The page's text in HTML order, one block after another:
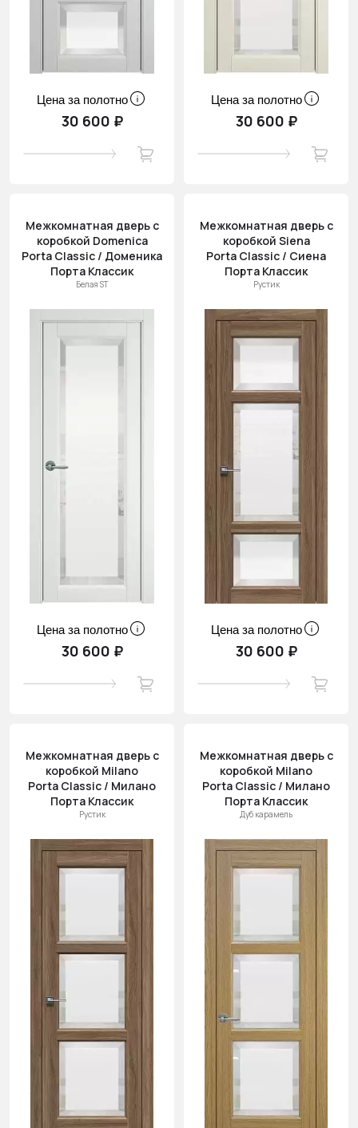
Цена за полотно
30 600 ₽
Цена за полотно
30 600 ₽
Межкомнатная дверь с
коробкой Domenica
Porta Classic / Доменика
Порта Классик
Белая ST
Цена за полотно
30 600 ₽
Межкомнатная дверь с
коробкой Siena
Porta Classic / Сиена
Порта Классик
Рустик
Цена за полотно
30 600 ₽
Межкомнатная дверь с
коробкой Milano
Porta Classic / Милано
Порта Классик
Рустик
Межкомнатная дверь с
коробкой Milano
Porta Classic / Милано
Порта Классик
Дуб карамель